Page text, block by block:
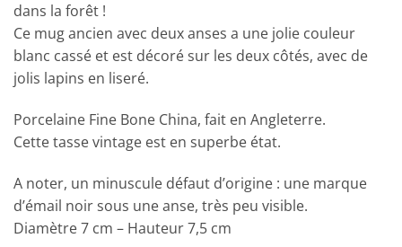
dans la forêt !
Ce mug ancien avec deux anses a une jolie couleur
blanc cassé et est décoré sur les deux côtés, avec de
jolis lapins en liseré.
Porcelaine Fine Bone China, fait en Angleterre.
Cette tasse vintage est en superbe état.
A noter, un minuscule défaut d’origine : une marque
d’émail noir sous une anse, très peu visible.
Diamètre 7 cm – Hauteur 7,5 cm